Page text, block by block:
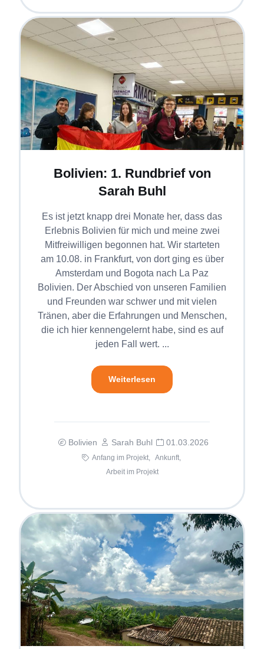
Bolivien: 1. Rundbrief von
Sarah Buhl
Es ist jetzt knapp drei Monate her, dass das
Erlebnis Bolivien für mich und meine zwei
Mitfreiwilligen begonnen hat. Wir starteten
am 10.08. in Frankfurt, von dort ging es über
Amsterdam und Bogota nach La Paz
Bolivien. Der Abschied von unseren Familien
und Freunden war schwer und mit vielen
Tränen, aber die Erfahrungen und Menschen,
die ich hier kennengelernt habe, sind es auf
jeden Fall wert. ...
Weiterlesen
Bolivien Sarah Buhl 01.03.2026
Anfang im Projekt,
Ankunft,
Arbeit im Projekt